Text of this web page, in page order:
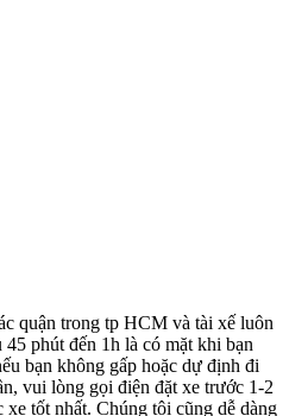
quận trong tp HCM và tài xế luôn
45 phút đến 1h là có mặt khi bạn
bạn không gấp hoặc dự định đi
vui lòng gọi điện đặt xe trước 1-2
xe tốt nhất. Chúng tôi cũng dễ dàng